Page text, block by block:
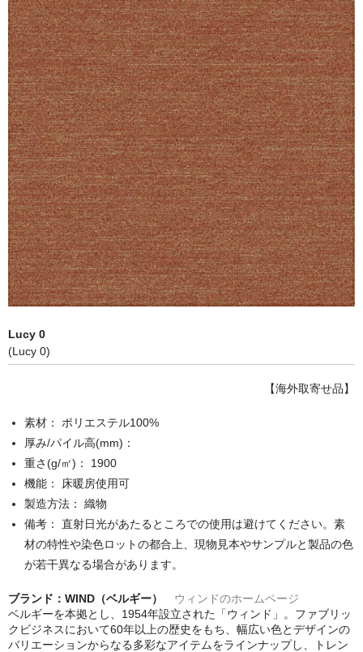
Lucy 0
(Lucy 0)
【海外取寄せ品】
素材： ポリエステル100%
厚み/パイル高(mm)：
重さ(g/㎡)： 1900
機能： 床暖房使用可
製造方法： 織物
備考： 直射日光があたるところでの使用は避けてください。素
材の特性や染色ロットの都合上、現物見本やサンプルと製品の色
が若干異なる場合があります。
ブランド：WIND（ベルギー） ウィンドのホームページ
ベルギーを本拠とし、1954年設立された「ウィンド」。ファブリッ
クビジネスにおいて60年以上の歴史をもち、幅広い色とデザインの
バリエーションからなる多彩なアイテムをラインナップし、トレン